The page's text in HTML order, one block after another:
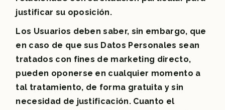
justificar su oposición.
Los Usuarios deben saber, sin embargo, que
en caso de que sus Datos Personales sean
tratados con fines de marketing directo,
pueden oponerse en cualquier momento a
tal tratamiento, de forma gratuita y sin
necesidad de justificación. Cuanto el